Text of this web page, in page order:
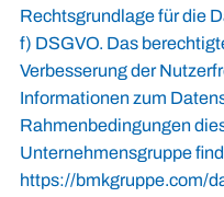
Rechtsgrundlage für die
f) DSGVO. Das
Verbesserung der
Informationen zum
Rahmenbedingungen
Unternehmensgruppe
https://bmkgruppe.com/